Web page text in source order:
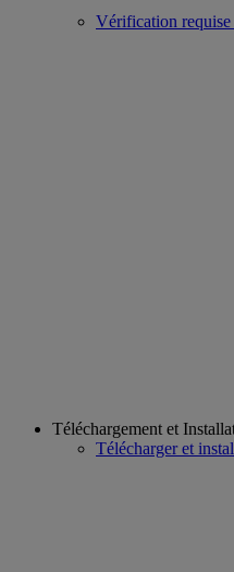
Vérification requise
Téléchargement et
Télécharger et